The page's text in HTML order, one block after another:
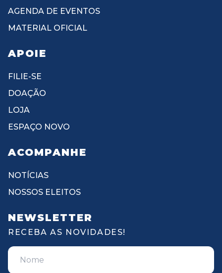
AGENDA DE EVENTOS
MATERIAL OFICIAL
APOIE
FILIE-SE
DOAÇÃO
LOJA
ESPAÇO NOVO
ACOMPANHE
NOTÍCIAS
NOSSOS ELEITOS
NEWSLETTER
RECEBA AS NOVIDADES!